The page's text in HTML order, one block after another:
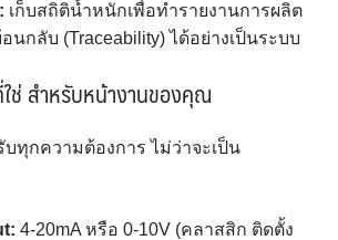
เก็บสถิติน้ำหนักเพื่อทำรายงานการผลิต
นกลับ (Traceability) ได้อย่างเป็นระบบ
ใช่ สำหรับหน้างานของคุณ
ทุกความต้องการ ไม่ว่าจะเป็น
4-20mA หรือ 0-10V (คลาสสิก ติดตั้ง